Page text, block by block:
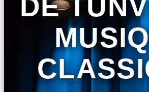
DE